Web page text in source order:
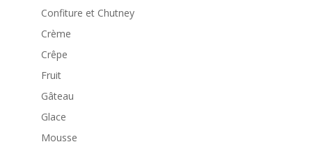
Confiture et Chutney
Crème
Crêpe
Fruit
Gâteau
Glace
Mousse